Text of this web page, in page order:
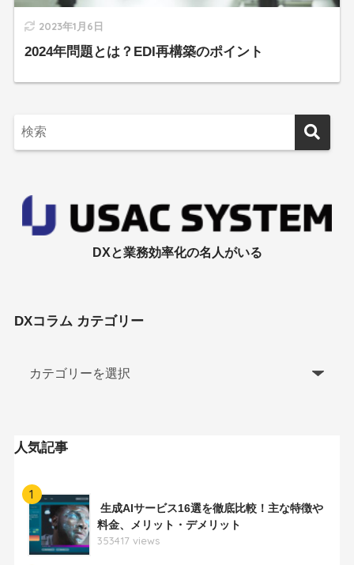
2023年1月6日
2024年問題とは？EDI再構築のポイント
DXと業務効率化の名人がいる
DXコラム カテゴリー
人気記事
1
生成AIサービス16選を徹底比較！主な特徴や
料金、メリット・デメリット
353417 views